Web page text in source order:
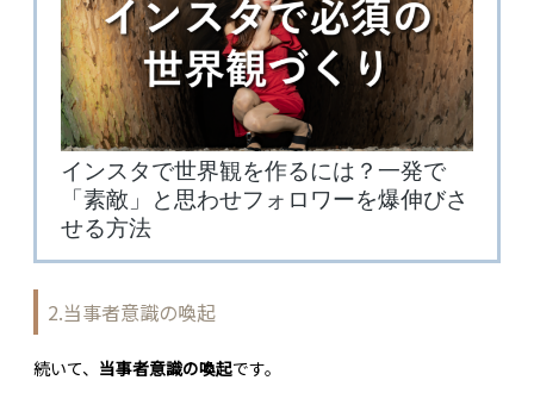
2.当事者意識の喚起
続いて、 当事者意識の喚起です。